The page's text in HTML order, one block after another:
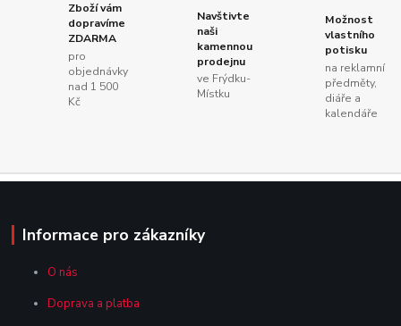
Zboží vám
dopravíme
ZDARMA
pro
objednávky
nad 1 500
Kč
Navštivte
naši
kamennou
prodejnu
ve Frýdku-
Místku
Možnost
vlastního
potisku
na reklamní
předměty,
diáře a
kalendáře
Informace pro zákazníky
O nás
Doprava a platba